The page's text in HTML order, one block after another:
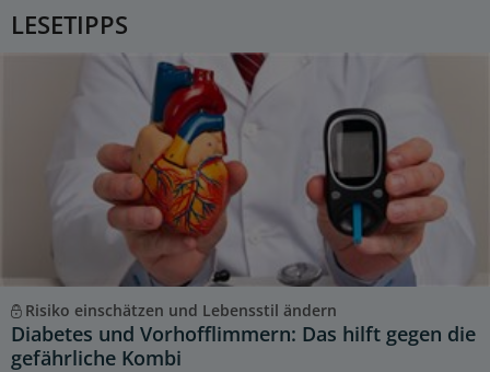
LESETIPPS
Risiko einschätzen und Lebensstil ändern
Diabetes und Vorhofflimmern: Das hilft gegen die
gefährliche Kombi